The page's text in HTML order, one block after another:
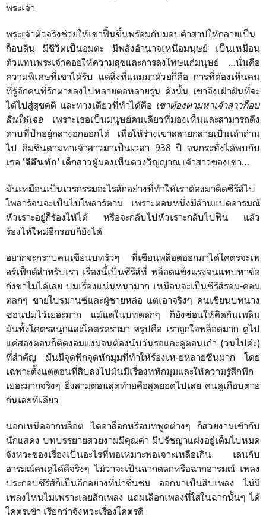
พระเจ้า
พระเจ้าตัวจริงช่วยให้เขาฟื้นขึ้นพร้อมกับมอบคำสาปให้กลายเป็น
ก็อบลิน มีชีวิตเป็นอมตะ มีพลังอำนาจเหนือมนุษย์ เป็นเหมือน
ตัวแทนพระเจ้าคอยให้ความสุขและการลงโทษแก่มนุษย์ …นั่นคือ
ความพิเศษที่เขาได้รับ แต่สิ่งที่แถมมาด้วยก็คือ การที่ต้องเห็นคน
ที่รู้จักคนที่รักตายลงไปหลายต่อหลายรุ่น ดังนั้น เขาจึงเฝ้าฝันที่จะ
ได้ไปสู่สุขคติ และทางเดียวที่ทำได้คือ เขาต้องตามหาเจ้าสาวก็อบ
ลินให้เจอเพราะเธอเป็นมนุษย์คนเดียวที่มองเห็นและสามารถดึง
ดาบที่ปักอยู่กลางอกออกได้ เพื่อให้ร่างเขาสลายกลายเป็นเถ้าถ่าน
ไป คิมชินตามหาเจ้าสาวมาเป็นเวลา 938 ปี จนกระทั่งได้พบกับ
เธอ 'จีอึนทัก' เด็กสาวผู้มองเห็นดวงวิญญาณ เจ้าสาวของเขา…
มันเหมือนเป็นเวรกรรมอะไรสักอย่างที่ทำให้เราต้องมาติดซีรีส์ไบ
โพลาร์จนจะเป็นไบโพลาร์ตาม เพราะตอนหนึ่งมีล้านแปดอารมณ์
หัวเราะอยู่ก็ร้องไห้ได้ หรือจะกลับไปหัวเราะกลับไปฟิน แล้ว
ร้องไห้ใหม่อีกรอบก็ยังได้
อยากจะกราบคนเขียนบทรัวๆ ที่เขียนพล็อตออกมาได้โคตรจะเพ
อร์เฟ็กต์สำหรับเรา เรื่องนี้เป็นซีรีส์ที่ พล็อตแข็งแรงจนแทบหาข้อ
กังขาไม่ได้เลย ปมเรื่องแน่นหนามาก เหมือนจะเป็นซีรีส์รอม-คอม
ตลกๆ ขายโบรมานซ์และผู้ชายหล่อ แต่เอาจริงๆ คนเขียนบทนาง
ซ่อนปมไว้เยอะมาก แม้แต่ในบทตลกๆ ก็ยังซ่อนให้คิดกันเพลิน
มันทั้งโคตรสนุกและโคตรดราม่า สรุปคือ เราถูกใจพล็อตมาก ดูไป
แค่สองตอนก็ติดงอมแงมจนต้องนับวันรอและดูตอนเก่า (วนไปค่ะ)
ที่สำคัญ มันมีจุดพีกจุดหักมุมที่ทำให้ร้องเห-ยหลายซีนมาก โดย
เฉพาะตั้งแต่ตอนที่สิบลงไปมันมีเรื่องทหักมุมและให้ความรู้สึกพีก
เยอะมากจริงๆ ยิ่งสามตอนสุดท้ายคือสุดยอดไปเลย คนดูเกือบตาย
กันเลยทีเดียว
นอกเหนือจากพล็อต ไดอาล็อกหรือบทพูดต่างๆ ก็สวยงามเข้ากับ
นักแสดง บทบรรยายสวยงามมีคุณค่า มีปรัชญาแฝงอยู่เต็มไปหมด
จังหวะของเรื่องเป็นอะไรที่พอเหมาะพอเจาะเหลือเกิน เล่นกับ
อารมณ์คนดูได้ดีจริงๆ ไม่ว่าจะเป็นฉากตลกหรือฉากอารมณ์ เพลง
ประกอบซีรีส์ก็เป็นอีกอย่างที่น่าชื่นชม ออกมาเป็นสิบเพลง ไม่มี
เพลงไหนไม่เพราะเลยสักเพลง แถมเลือกเพลงที่ใส่ในฉากนั้นๆ ได้
โคตรเข้า เรียกว่าจังหวะเรื่องโคตรดี